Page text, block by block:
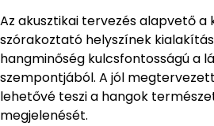
Az akusztikai tervezés alapvető a
szórakoztató helyszínek
hangminőség kulcsfontosságú a
szempontjából. A jól
lehetővé teszi a hangok
megjelenését.